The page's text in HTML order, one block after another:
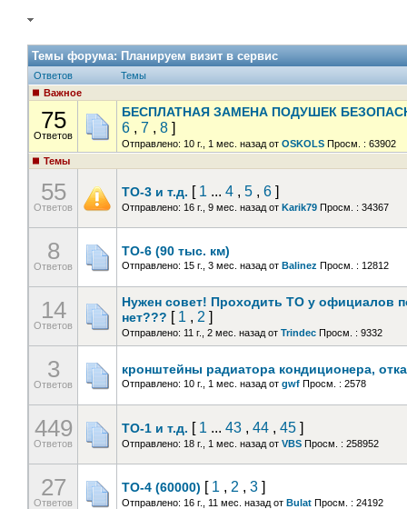
Темы форума:Планируем визит в сервис
Ответов
Темы
Важное
75
Ответов
БЕСПЛАТНАЯ ЗАМЕНА ПОДУШЕК
6 , 7 , 8 ]
Отправлено: 10 г., 1 мес. назад от OSKOLS Просм. : 63902
Темы
55
Ответов
ТО-3 и т.д. [ 1 ... 4 , 5 , 6 ]
Отправлено: 16 г., 9 мес. назад от Karik79 Просм. : 34367
8
Ответов
ТО-6 (90 тыс. км)
Отправлено: 15 г., 3 мес. назад от Balinez Просм. : 12812
14
Ответов
Нужен совет! Проходить ТО у официалов
нет??? [ 1 , 2 ]
Отправлено: 11 г., 2 мес. назад от Trindec Просм. : 9332
3
Ответов
кронштейны радиатора кондиционера,
Отправлено: 10 г., 1 мес. назад от gwf Просм. : 2578
449
Ответов
ТО-1 и т.д. [ 1 ... 43 , 44 , 45 ]
Отправлено: 18 г., 1 мес. назад от VBS Просм. : 258952
27
Ответов
ТО-4 (60000) [ 1 , 2 , 3 ]
Отправлено: 16 г., 11 мес. назад от Bulat Просм. : 24192